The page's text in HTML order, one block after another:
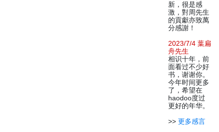
新，很是感
激，對周先生
的貢獻亦致萬
分感謝！
2023/7/4 葉扁
舟先生
相识十年，前
面看过不少好
书，谢谢你。
今年时间更多
了，希望在
haodoo度过
更好的年华。
>> 更多感言